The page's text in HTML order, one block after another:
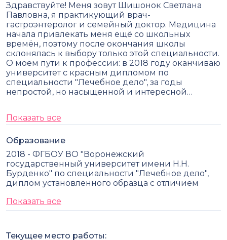
Здравствуйте! Меня зовут Шишонок Светлана
Павловна, я практикующий врач-
гастроэнтеролог и семейный доктор. Медицина
начала привлекать меня ещё со школьных
времён, поэтому после окончания школы
склонялась к выбору только этой специальности.
О моём пути к профессии: в 2018 году оканчиваю
университет с красным дипломом по
специальности "Лечебное дело", за годы
непростой, но насыщенной и интересной…
Показать все
Образование
2018 - ФГБОУ ВО "Воронежский
государственный университет имени Н.Н.
Бурденко" по специальности "Лечебное дело",
диплом установленного образца с отличием
Показать все
Текущее место работы: